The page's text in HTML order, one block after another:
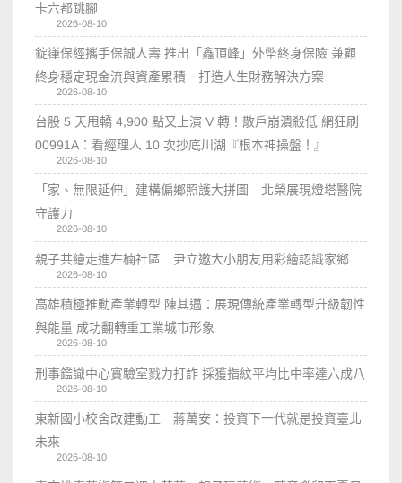
卡六都跳腳
2026-08-10
錠嵂保經攜手保誠人壽 推出「鑫頂峰」外幣終身保險 兼顧
終身穩定現金流與資產累積 打造人生財務解決方案
2026-08-10
台股 5 天甩轎 4,900 點又上演 V 轉！散戶崩潰殺低 網狂刷
00991A：看經理人 10 次抄底川湖『根本神操盤！』
2026-08-10
「家、無限延伸」建構偏鄉照護大拼圖 北榮展現燈塔醫院
守護力
2026-08-10
親子共繪走進左楠社區 尹立邀大小朋友用彩繪認識家鄉
2026-08-10
高雄積極推動產業轉型 陳其邁：展現傳統產業轉型升級韌性
與能量 成功翻轉重工業城市形象
2026-08-10
刑事鑑識中心實驗室戮力打詐 採獲指紋平均比中率達六成八
2026-08-10
東新國小校舍改建動工 蔣萬安：投資下一代就是投資臺北
未來
2026-08-10